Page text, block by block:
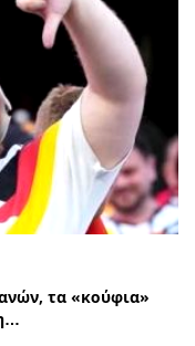
τα «κούφια»